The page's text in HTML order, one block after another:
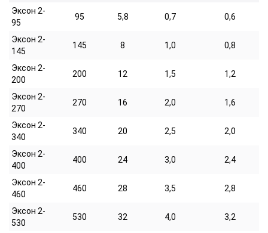
Эксон 2-
95
95 5,8 0,7 0,6
Эксон 2-
145
145 8 1,0 0,8
Эксон 2-
200
200 12 1,5 1,2
Эксон 2-
270
270 16 2,0 1,6
Эксон 2-
340
340 20 2,5 2,0
Эксон 2-
400
400 24 3,0 2,4
Эксон 2-
460
460 28 3,5 2,8
Эксон 2-
530
530 32 4,0 3,2